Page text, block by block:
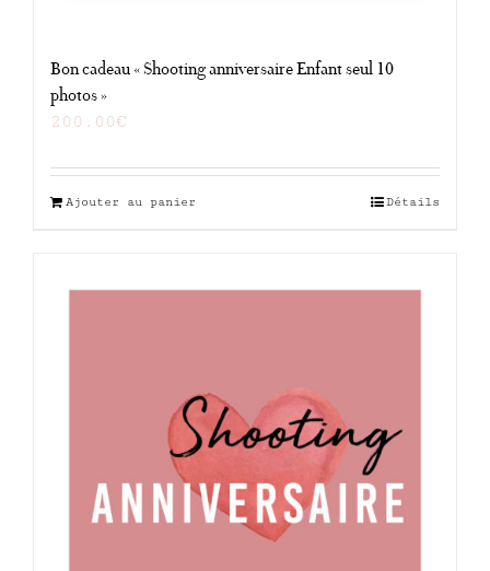
Bon cadeau « Shooting anniversaire Enfant seul 10
photos »
200.00€
Ajouter au panier Détails